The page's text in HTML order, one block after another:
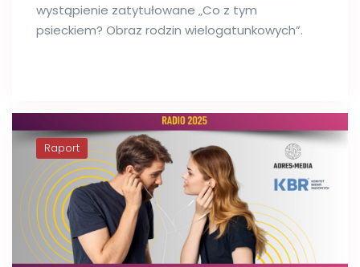
wystąpienie zatytułowane „Co z tym
psieckiem? Obraz rodzin wielogatunkowych”.
Raport